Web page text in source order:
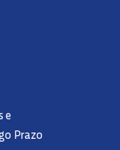
e
Prazo